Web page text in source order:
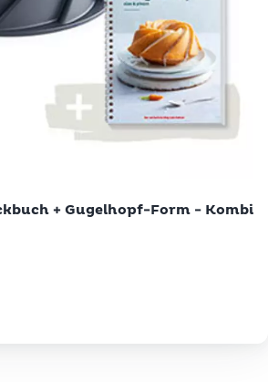
+ Gugelhopf-Form - Kombi
hinzufügen